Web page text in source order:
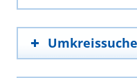
Umkreissuche